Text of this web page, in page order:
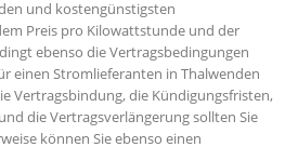
und kostengünstigsten
Preis pro Kilowattstunde und der
ebenso die Vertragsbedingungen
einen Stromlieferanten in Thalwenden
Vertragsbindung, die Kündigungsfristen,
die Vertragsverlängerung sollten Sie
können Sie ebenso einen